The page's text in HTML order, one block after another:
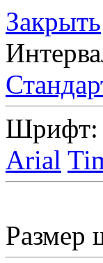
Закрыть
Шрифт:
Arial
Размер